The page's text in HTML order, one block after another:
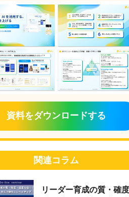
大画面インタラクション
学習プログラム
資料をダウンロードする
関連コラム
リーダー育成の質・確